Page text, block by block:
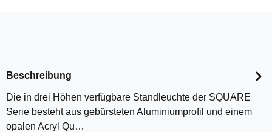
Beschreibung
Die in drei Höhen verfügbare Standleuchte der SQUARE
Serie besteht aus gebürsteten Aluminiumprofil und einem
opalen Acryl Qu…